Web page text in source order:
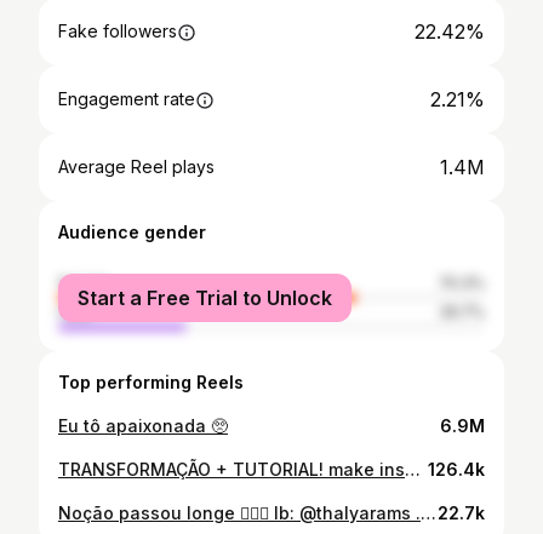
Fake followers 22.42%
Engagement rate 2.21%
Average Reel plays 1.4M
Audience gender
female
male
Start a Free Trial to Unlock
Top performing Reels
Eu tô apaixonada 🥺 6.9M
TRANSFORMAÇÃO + TUTORIAL! make inspiração copa do mundo 🇧🇷💚💛 . . . #makecopadomundo #copadomundo #brasil #makebrasil #maquiageminspiracao #inspiracaocopadomundo #makecopabrasil #makebr #copadomundo2022 #maquiagembrasil #copa #copa2022 126.4k
Noção passou longe 🤦🏼‍♀️ Ib: @thalyarams . . . . #explorar #digitalinfluencer #blogueira #makeup #maquiagem #maquiadora22.7k